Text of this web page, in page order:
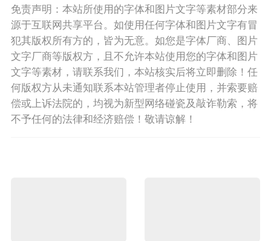
免责声明：本站所使用的字体和图片文字等素材部分来
源于互联网共享平台。如使用任何字体和图片文字有冒
犯其版权所有方的，皆为无意。如您是字体厂商、图片
文字厂商等版权方，且不允许本站使用您的字体和图片
文字等素材，请联系我们，本站核实后将立即删除！任
何版权方从未通知联系本站管理者停止使用，并索要赔
偿或上诉法院的，均视为新型网络碰瓷及敲诈勒索，将
不予任何的法律和经济赔偿！敬请谅解！